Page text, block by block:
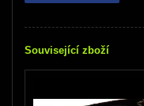
Související zboží